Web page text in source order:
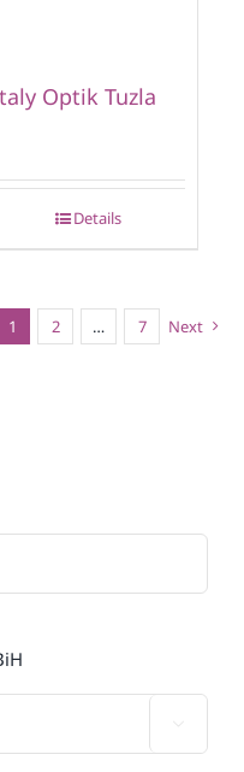
Optik Tuzla
Details
1 2 … 7 Next